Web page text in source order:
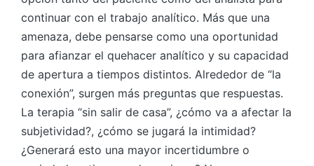
continuar con el trabajo analítico. Más que una
amenaza, debe pensarse como una oportunidad
para afianzar el quehacer analítico y su capacidad
de apertura a tiempos distintos. Alrededor de “la
conexión”, surgen más preguntas que respuestas.
La terapia “sin salir de casa”, ¿cómo va a afectar la
subjetividad?, ¿cómo se jugará la intimidad?
¿Generará esto una mayor incertidumbre o